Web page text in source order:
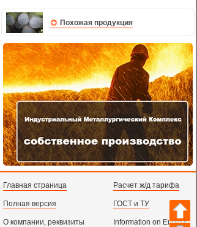
Похожая продукция
Главная страница
Полная версия
О компании, реквизиты
Расчет ж/д тарифа
ГОСТ и ТУ
Information on English